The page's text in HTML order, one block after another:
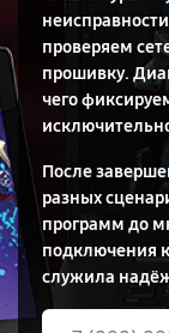
проверяем
прошивку.
чего
После
разных
программ до
подключения
служила